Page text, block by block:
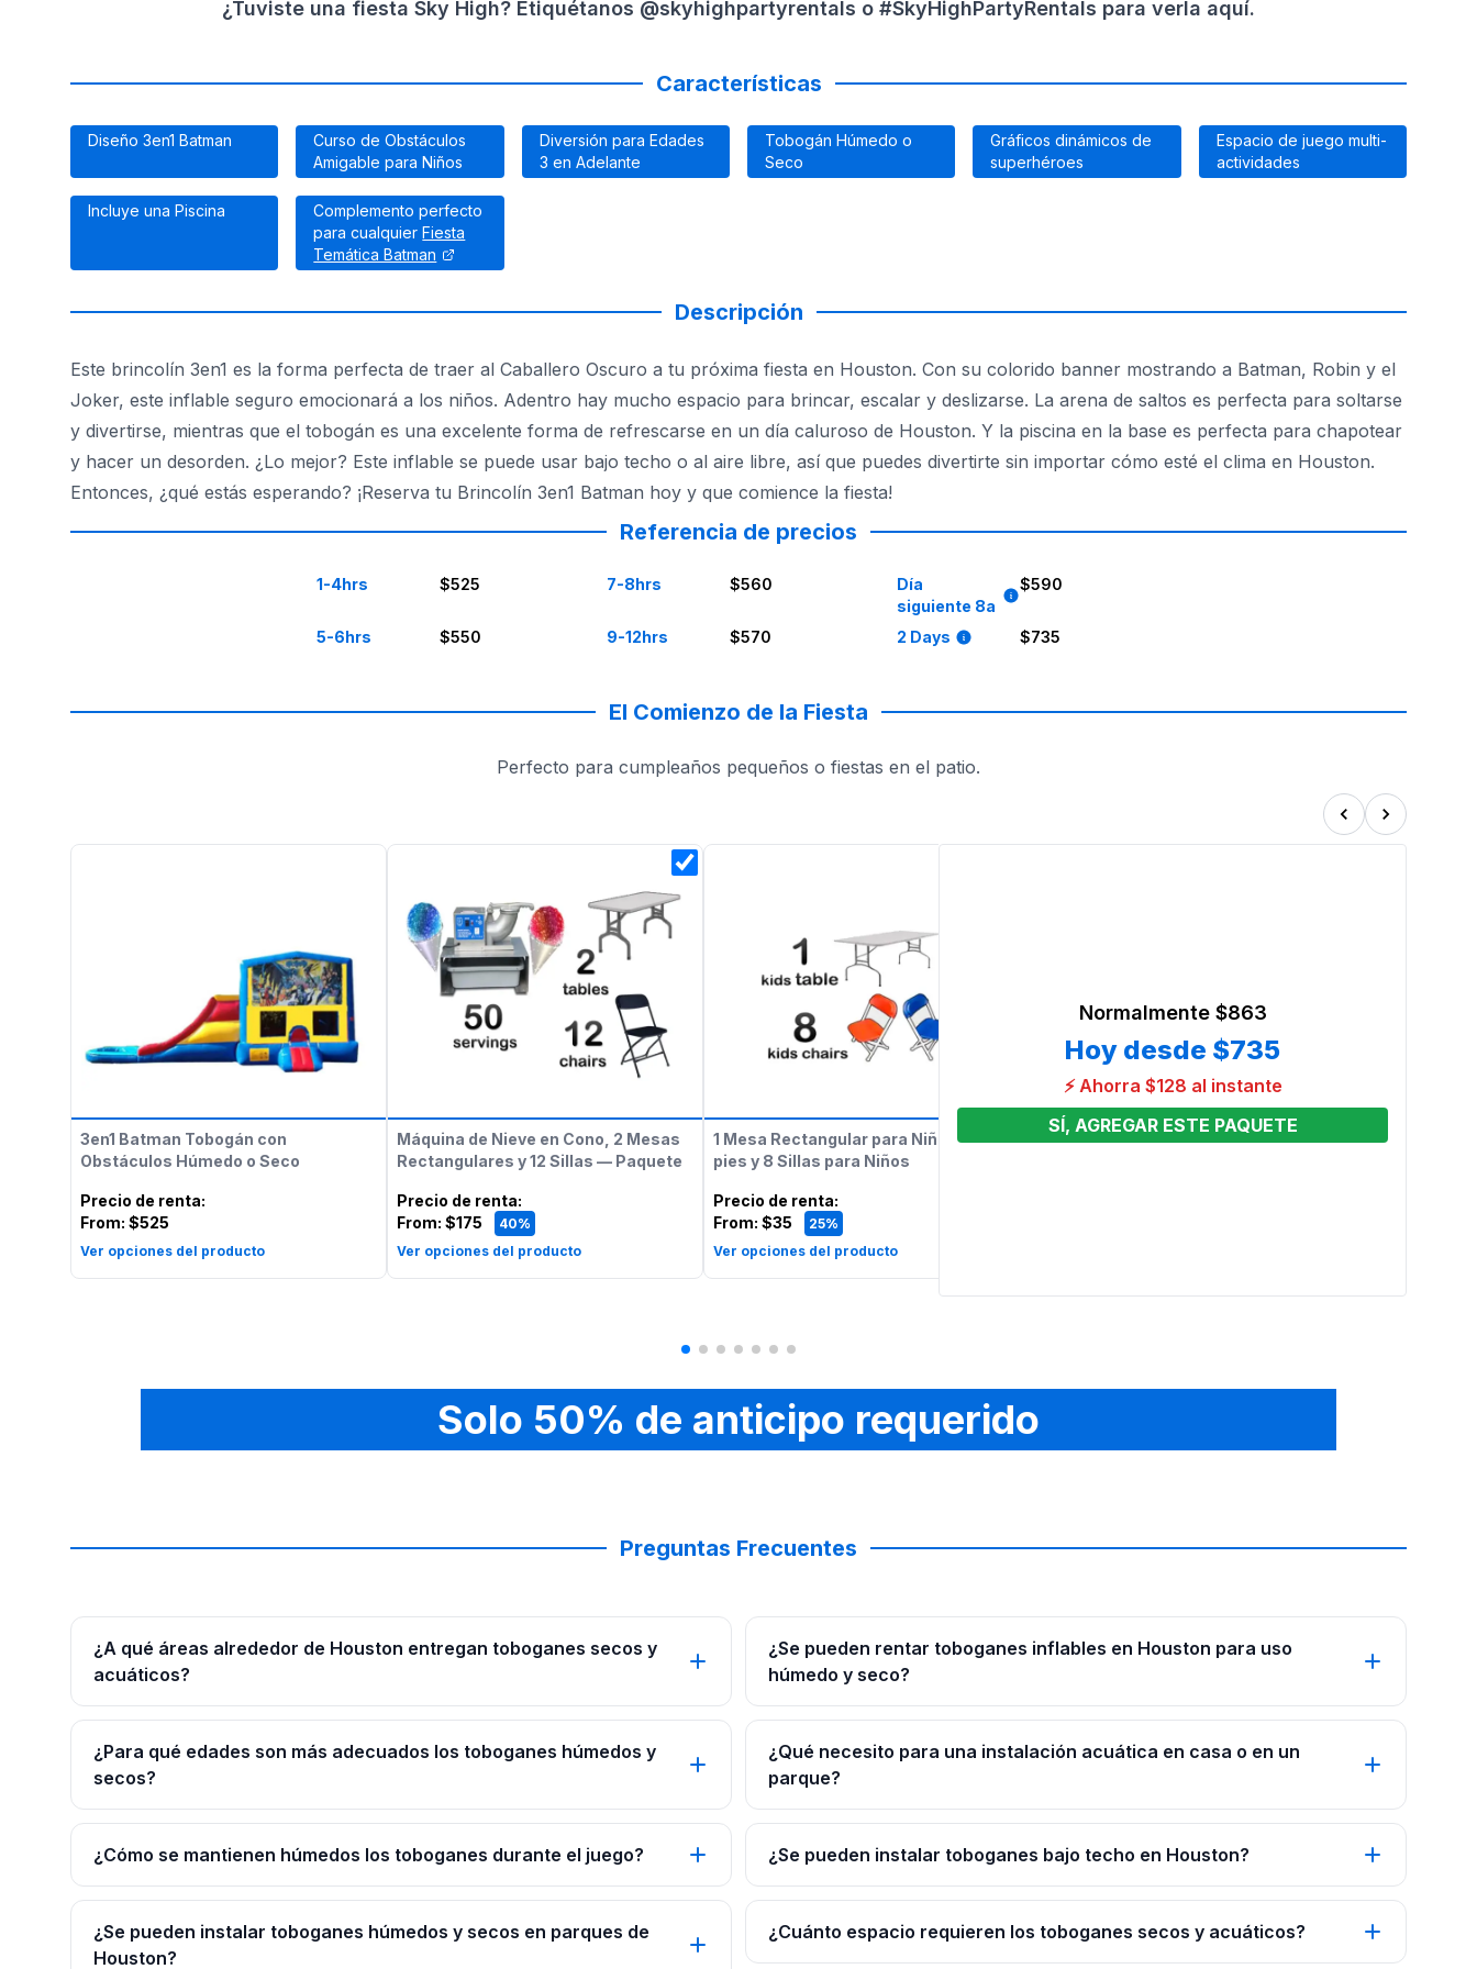
¿Tuviste una fiesta Sky High? Etiquétanos @skyhighpartyrentals o #SkyHighPartyRentals para verla aquí.
Características
Diseño 3en1 Batman
Curso de Obstáculos
Amigable para Niños
Diversión para Edades
3 en Adelante
Tobogán Húmedo o
Seco
Gráficos dinámicos de
superhéroes
Espacio de juego multi-
actividades
Incluye una Piscina
Complemento perfecto
para cualquierFiesta
Temática Batman
Descripción
Este brincolín 3en1 es la forma perfecta de traer al Caballero Oscuro a tu próxima fiesta en Houston. Con su colorido banner mostrando a Batman, Robin y el
Joker, este inflable seguro emocionará a los niños. Adentro hay mucho espacio para brincar, escalar y deslizarse. La arena de saltos es perfecta para soltarse
y divertirse, mientras que el tobogán es una excelente forma de refrescarse en un día caluroso de Houston. Y la piscina en la base es perfecta para chapotear
y hacer un desorden. ¿Lo mejor? Este inflable se puede usar bajo techo o al aire libre, así que puedes divertirte sin importar cómo esté el clima en Houston.
Entonces, ¿qué estás esperando? ¡Reserva tu Brincolín 3en1 Batman hoy y que comience la fiesta!
Referencia de precios
1-4hrs $525
5-6hrs $550
7-8hrs $560
9-12hrs $570
Día
siguiente 8a
$590
2 Days $735
El Comienzo de la Fiesta
Perfecto para cumpleaños pequeños o fiestas en el patio.
3en1 Batman Tobogán con
Obstáculos Húmedo o Seco
Precio de renta:
From: $525
Ver opciones del producto
Máquina de Nieve en Cono, 2 Mesas
Rectangulares y 12 Sillas — Paquete
Precio de renta:
From: $175
40%
Ver opciones del producto
1 Mesa Rectangular para Niños de 4
pies y 8 Sillas para Niños
Precio de renta:
From: $35
25%
Ver opciones del producto
Normalmente $863
Hoy desde $735
⚡ Ahorra $128 al instante
SÍ, AGREGAR ESTE PAQUETE
Solo 50% de anticipo requerido
Preguntas Frecuentes
¿A qué áreas alrededor de Houston entregan toboganes secos y
acuáticos?
¿Se pueden rentar toboganes inflables en Houston para uso
húmedo y seco?
¿Para qué edades son más adecuados los toboganes húmedos y
secos?
¿Qué necesito para una instalación acuática en casa o en un
parque?
¿Cómo se mantienen húmedos los toboganes durante el juego? ¿Se pueden instalar toboganes bajo techo en Houston?
¿Se pueden instalar toboganes húmedos y secos en parques de
Houston?
¿Cuánto espacio requieren los toboganes secos y acuáticos?